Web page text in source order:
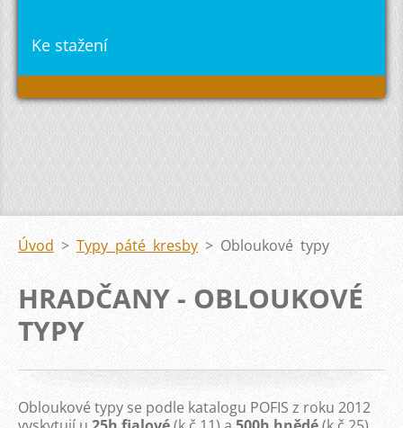
Ke stažení
Úvod > Typy páté kresby > Obloukové typy
HRADČANY - OBLOUKOVÉ
TYPY
Obloukové typy se podle katalogu POFIS z roku 2012